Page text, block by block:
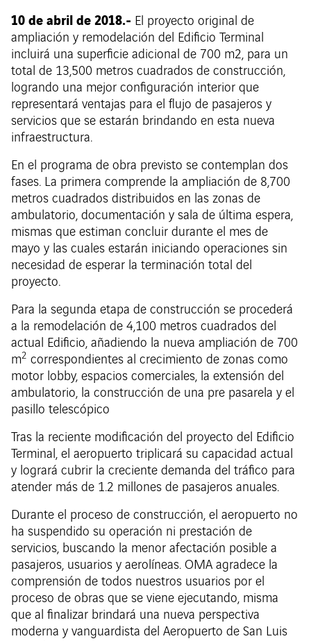
10 de abril de 2018.- El proyecto original de
ampliación y remodelación del Edificio Terminal
incluirá una superficie adicional de 700 m2, para un
total de 13,500 metros cuadrados de construcción,
logrando una mejor configuración interior que
representará ventajas para el flujo de pasajeros y
servicios que se estarán brindando en esta nueva
infraestructura.
En el programa de obra previsto se contemplan dos
fases. La primera comprende la ampliación de 8,700
metros cuadrados distribuidos en las zonas de
ambulatorio, documentación y sala de última espera,
mismas que estiman concluir durante el mes de
mayo y las cuales estarán iniciando operaciones sin
necesidad de esperar la terminación total del
proyecto.
Para la segunda etapa de construcción se procederá
a la remodelación de 4,100 metros cuadrados del
actual Edificio, añadiendo la nueva ampliación de 700
m2 correspondientes al crecimiento de zonas como
motor lobby, espacios comerciales, la extensión del
ambulatorio, la construcción de una pre pasarela y el
pasillo telescópico
Tras la reciente modificación del proyecto del Edificio
Terminal, el aeropuerto triplicará su capacidad actual
y logrará cubrir la creciente demanda del tráfico para
atender más de 1.2 millones de pasajeros anuales.
Durante el proceso de construcción, el aeropuerto no
ha suspendido su operación ni prestación de
servicios, buscando la menor afectación posible a
pasajeros, usuarios y aerolíneas. OMA agradece la
comprensión de todos nuestros usuarios por el
proceso de obras que se viene ejecutando, misma
que al finalizar brindará una nueva perspectiva
moderna y vanguardista del Aeropuerto de San Luis